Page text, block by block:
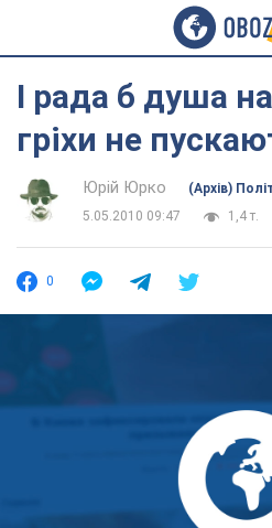
І рада б душа
гріхи не
Юрій Юрко
(Архів)
5.05.2010 09:47
1,4 т.
0